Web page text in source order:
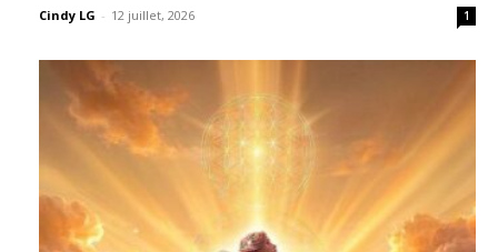
Cindy LG - 12 juillet, 2026 1